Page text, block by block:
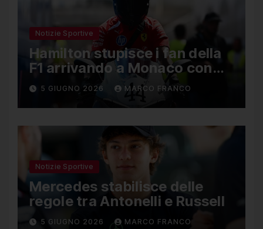
Notizie Sportive
Hamilton stupisce i fan della
F1 arrivando a Monaco con
una Ducati in edizione
limitata
5 GIUGNO 2026 MARCO FRANCO
Notizie Sportive
Mercedes stabilisce delle
regole tra Antonelli e Russell
5 GIUGNO 2026 MARCO FRANCO